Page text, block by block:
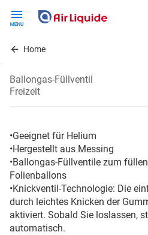
contentHome
Ballongas-Füllventil
Freizeit
•Geeignet für Helium
•Hergestellt aus Messing
•Ballongas-Füllventile zum
Folienballons
•Knickventil-Technologie: Die
durch leichtes Knicken der
aktiviert. Sobald Sie loslassen,
automatisch.